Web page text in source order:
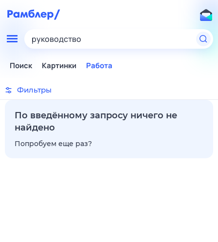
руководство
Поиск Картинки Работа
Фильтры
По введённому запросу ничего не
найдено
Попробуем еще раз?